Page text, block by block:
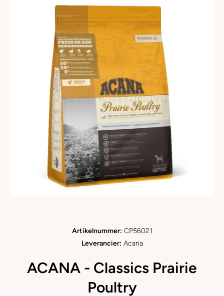
Artikelnummer: CP56021
Leverancier: Acana
ACANA - Classics Prairie
Poultry